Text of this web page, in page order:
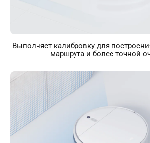
Выполняет калибровку для
маршрута и более точной